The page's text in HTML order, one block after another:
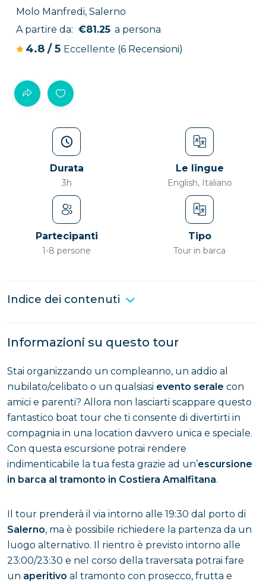
Molo Manfredi, Salerno
A partire da: €81.25 a persona
4.8 /5 Eccellente (6 Recensioni)
Durata
3h
Le lingue
English, Italiano
Partecipanti
1-8 persone
Tipo
Tour in barca
Indice dei contenuti
Informazioni su questo tour
Stai organizzando un compleanno, un addio al
nubilato/celibato o un qualsiasi evento serale con
amici e parenti? Allora non lasciarti scappare questo
fantastico boat tour che ti consente di divertirti in
compagnia in una location davvero unica e speciale.
Con questa escursione potrai rendere
indimenticabile la tua festa grazie ad un’escursione
in barca al tramonto in Costiera Amalfitana.
Il tour prenderà il via intorno alle 19:30 dal porto di
Salerno, ma è possibile richiedere la partenza da un
luogo alternativo. Il rientro è previsto intorno alle
23:00/23:30 e nel corso della traversata potrai fare
un aperitivo al tramonto con prosecco, frutta e